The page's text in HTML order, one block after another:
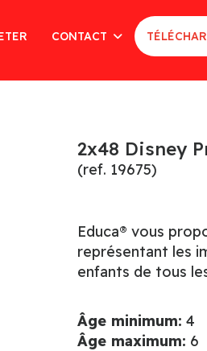
CONTACT
2x48 Disney
(ref. 19675)
Educa® vous
représentant les
enfants de tous
Âge minimum: 4
Âge maximum: 6